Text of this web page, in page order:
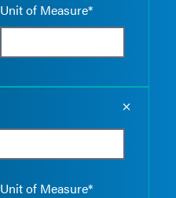
Unit of Measure*
Unit of Measure*